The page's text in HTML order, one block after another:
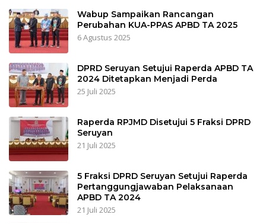
Wabup Sampaikan Rancangan
Perubahan KUA-PPAS APBD TA 2025
6 Agustus 2025
DPRD Seruyan Setujui Raperda APBD TA
2024 Ditetapkan Menjadi Perda
25 Juli 2025
Raperda RPJMD Disetujui 5 Fraksi DPRD
Seruyan
21 Juli 2025
5 Fraksi DPRD Seruyan Setujui Raperda
Pertanggungjawaban Pelaksanaan
APBD TA 2024
21 Juli 2025